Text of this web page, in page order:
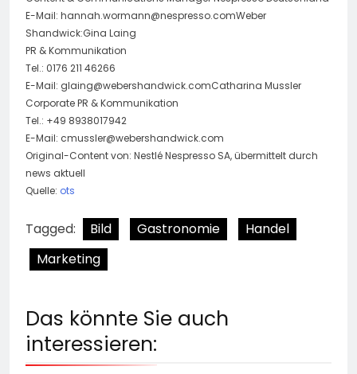
E-Mail: hannah.wormann@nespresso.comWeber
Shandwick:Gina Laing
PR & Kommunikation
Tel.: 0176 211 46266
E-Mail: glaing@webershandwick.comCatharina Mussler
Corporate PR & Kommunikation
Tel.: +49 8938017942
E-Mail: cmussler@webershandwick.com
Original-Content von: Nestlé Nespresso SA, übermittelt durch
news aktuell
Quelle: ots
Tagged: Bild Gastronomie
Handel
Marketing
Das könnte Sie auch
interessieren: